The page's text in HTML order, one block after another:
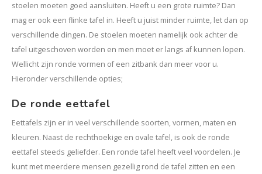
stoelen moeten goed aansluiten. Heeft u een grote ruimte? Dan
mag er ook een flinke tafel in. Heeft u juist minder ruimte, let dan op
verschillende dingen. De stoelen moeten namelijk ook achter de
tafel uitgeschoven worden en men moet er langs af kunnen lopen.
Wellicht zijn ronde vormen of een zitbank dan meer voor u.
Hieronder verschillende opties;
De ronde eettafel
Eettafels zijn er in veel verschillende soorten, vormen, maten en
kleuren. Naast de rechthoekige en ovale tafel, is ook de ronde
eettafel steeds geliefder. Een ronde tafel heeft veel voordelen. Je
kunt met meerdere mensen gezellig rond de tafel zitten en een